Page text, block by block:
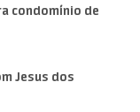
condomínio de
Jesus dos